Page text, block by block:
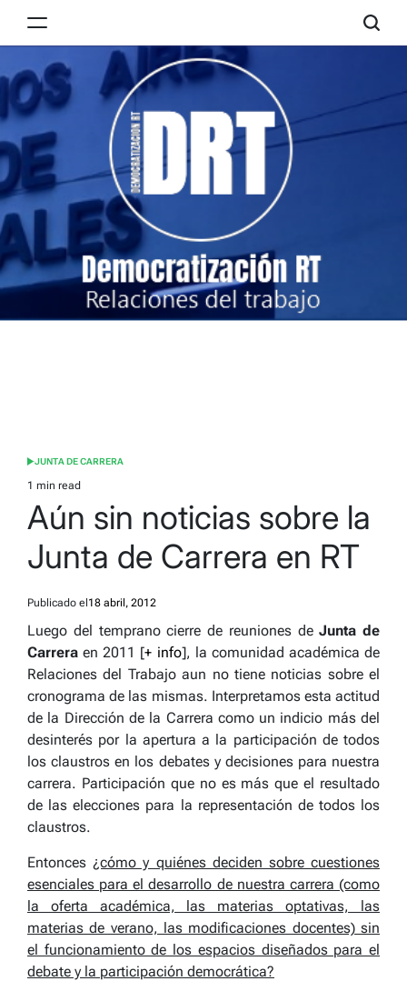
RT
POSTED
IN
JUNTA DE CARRERA
Estimated
read
time
1 min read
Aún sin noticias sobre la
Junta de Carrera en RT
Publicado el 18 abril, 2012
Luego del temprano cierre de reuniones deJunta de
Carrera en 2011 [+ info], la comunidad académica de
Relaciones del Trabajo aun no tiene noticias sobre el
cronograma de las mismas. Interpretamos esta actitud
de la Dirección de la Carrera como un indicio más del
desinterés por la apertura a la participación de todos
los claustros en los debates y decisiones para nuestra
carrera. Participación que no es más que el resultado
de las elecciones para la representación de todos los
claustros.
Entonces¿cómo y quiénes deciden sobre cuestiones
esenciales para el desarrollo de nuestra carrera (como
la oferta académica, las materias optativas, las
materias de verano, las modificaciones docentes) sin
el funcionamiento de los espacios diseñados para el
debate y la participación democrática?